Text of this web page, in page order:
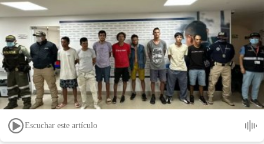
Escuchar este artículo